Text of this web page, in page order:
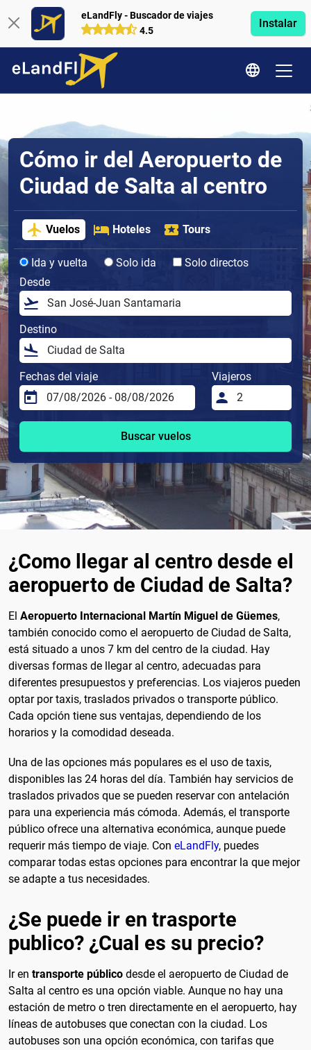
eLandFly - Buscador de viajes
4.5
Instalar
Cómo ir del Aeropuerto de
Ciudad de Salta al centro
Vuelos Hoteles Tours
Ida y vuelta Solo ida
Solo directos
Desde
Destino
Fechas del viaje Viajeros
Buscar vuelos
¿Como llegar al centro desde el
aeropuerto de Ciudad de Salta?
El Aeropuerto Internacional Martín Miguel de Güemes,
también conocido como el aeropuerto de Ciudad de Salta,
está situado a unos 7 km del centro de la ciudad. Hay
diversas formas de llegar al centro, adecuadas para
diferentes presupuestos y preferencias. Los viajeros pueden
optar por taxis, traslados privados o transporte público.
Cada opción tiene sus ventajas, dependiendo de los
horarios y la comodidad deseada.
Una de las opciones más populares es el uso de taxis,
disponibles las 24 horas del día. También hay servicios de
traslados privados que se pueden reservar con antelación
para una experiencia más cómoda. Además, el transporte
público ofrece una alternativa económica, aunque puede
requerir más tiempo de viaje. Con eLandFly, puedes
comparar todas estas opciones para encontrar la que mejor
se adapte a tus necesidades.
¿Se puede ir en trasporte
publico? ¿Cual es su precio?
Ir en transporte público desde el aeropuerto de Ciudad de
Salta al centro es una opción viable. Aunque no hay una
estación de metro o tren directamente en el aeropuerto, hay
líneas de autobuses que conectan con la ciudad. Los
autobuses son una opción económica, con tarifas que